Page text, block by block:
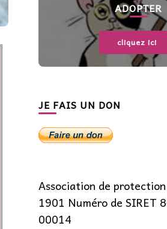
ADOPTER
cliquez ici
JE FAIS UN DON
Association de
1901 Numéro de SIRET
00014